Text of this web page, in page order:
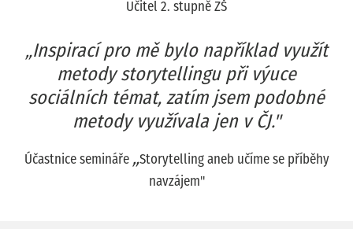
Učitel 2. stupně ZŠ
„Inspirací pro mě bylo například využít
metody storytellingu při výuce
sociálních témat, zatím jsem podobné
metody využívala jen v ČJ."
Účastnice semináře „Storytelling aneb učíme se příběhy
navzájem"